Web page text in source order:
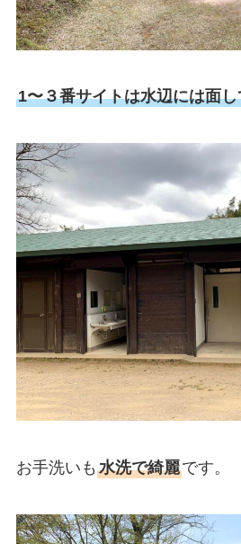
1〜３番サイトは水辺には面
お手洗いも 水洗で綺麗です。